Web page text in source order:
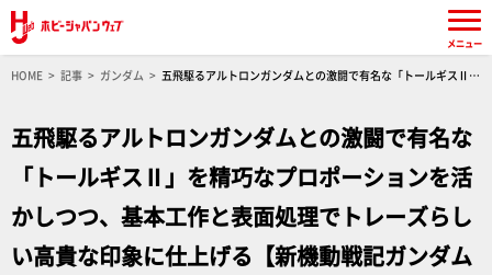
HOME 記事 ガンダム
五飛駆るアルトロンガンダムとの激闘で有名な「トールギスⅡ」
五飛駆るアルトロンガンダムとの激闘で有名な
「トールギスⅡ」を精巧なプロポーションを活
かしつつ、基本工作と表面処理でトレーズらし
い高貴な印象に仕上げる【新機動戦記ガンダム
メニュー